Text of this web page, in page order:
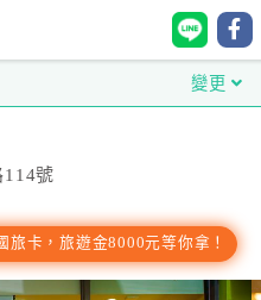
變更
號
旅卡，旅遊金8000元等你拿！